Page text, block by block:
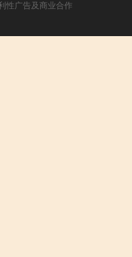
性广告及商业合作